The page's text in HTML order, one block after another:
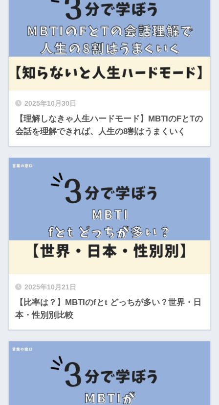
2025年10月30日
【理解しなきゃ人生ハードモード】MBTIのFとTの
会話を理解できれば、人生の8割はうまくいく
2025年10月21日
【比率は？】MBTIのfとt どっちが多い？世界・日
本・性別別比較